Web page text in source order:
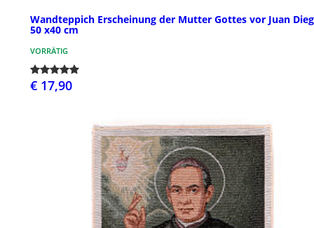
Wandteppich Erscheinung der Mutter Gottes vor Juan
50 x40 cm
VORRÄTIG
€ 17,90